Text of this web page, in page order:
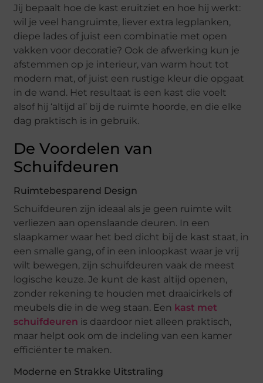
Jij bepaalt hoe de kast eruitziet en hoe hij werkt:
wil je veel hangruimte, liever extra legplanken,
diepe lades of juist een combinatie met open
vakken voor decoratie? Ook de afwerking kun je
afstemmen op je interieur, van warm hout tot
modern mat, of juist een rustige kleur die opgaat
in de wand. Het resultaat is een kast die voelt
alsof hij ‘altijd al’ bij de ruimte hoorde, en die elke
dag praktisch is in gebruik.
De Voordelen van
Schuifdeuren
Ruimtebesparend Design
Schuifdeuren zijn ideaal als je geen ruimte wilt
verliezen aan openslaande deuren. In een
slaapkamer waar het bed dicht bij de kast staat, in
een smalle gang, of in een inloopkast waar je vrij
wilt bewegen, zijn schuifdeuren vaak de meest
logische keuze. Je kunt de kast altijd openen,
zonder rekening te houden met draaicirkels of
meubels die in de weg staan. Een kast met
schuifdeuren is daardoor niet alleen praktisch,
maar helpt ook om de indeling van een kamer
efficiënter te maken.
Moderne en Strakke Uitstraling